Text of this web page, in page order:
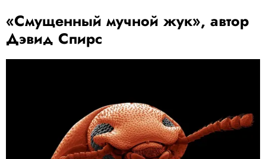
«Смущенный мучной жук», автор
Дэвид Спирс